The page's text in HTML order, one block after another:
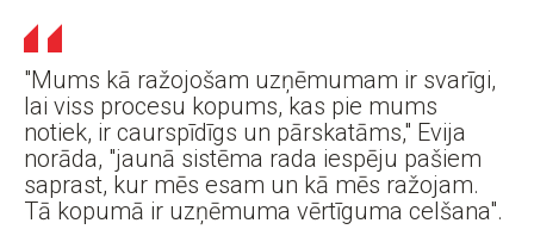
"Mums kā ražojošam uzņēmumam ir svarīgi,
lai viss procesu kopums, kas pie mums
notiek, ir caurspīdīgs un pārskatāms," Evija
norāda, "jaunā sistēma rada iespēju pašiem
saprast, kur mēs esam un kā mēs ražojam.
Tā kopumā ir uzņēmuma vērtīguma celšana".